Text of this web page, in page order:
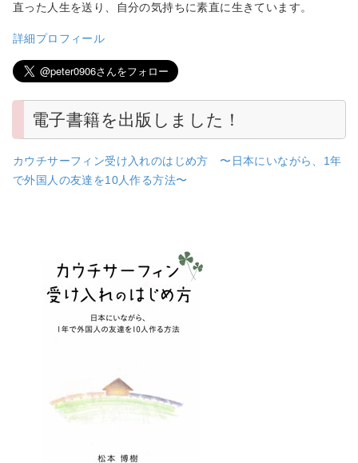
直った人生を送り、自分の気持ちに素直に生きています。
詳細プロフィール
電子書籍を出版しました！
カウチサーフィン受け入れのはじめ方 〜日本にいながら、1年
で外国人の友達を10人作る方法〜